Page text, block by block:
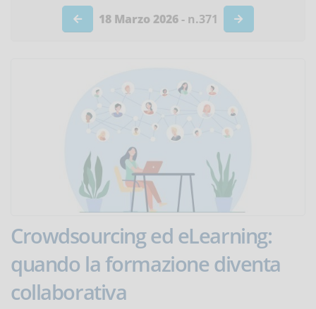
18 Marzo 2026- n.371
Crowdsourcing ed eLearning:
quando la formazione diventa
collaborativa